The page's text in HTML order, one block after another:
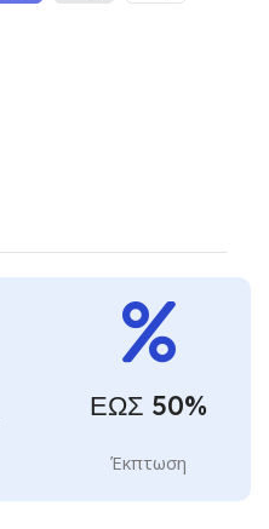
ΕΩΣ 50%
Έκπτωση